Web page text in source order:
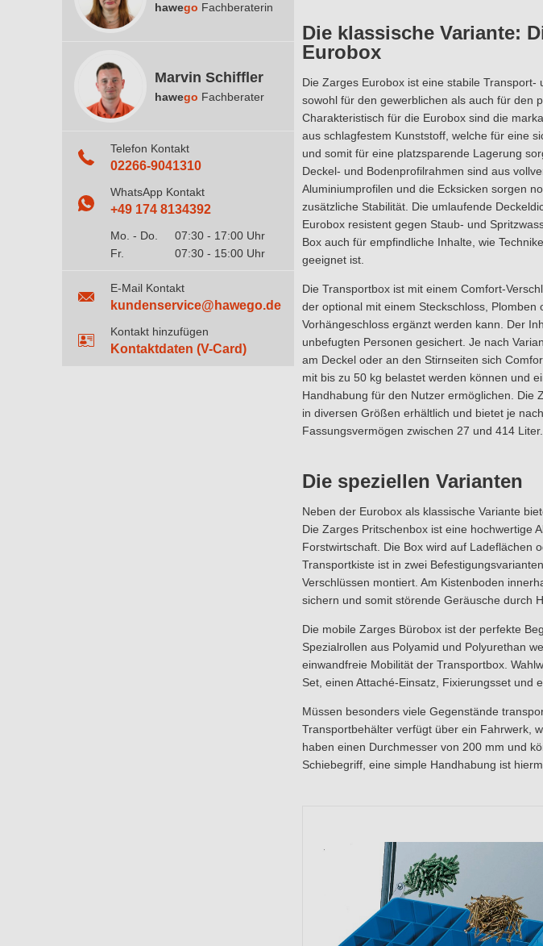
hawego Fachberaterin
Marvin Schiffler
hawego Fachberater
Telefon Kontakt
02266-9041310
WhatsApp Kontakt
+49 174 8134392
Mo. - Do.
07:30 - 17:00 Uhr
Fr.
07:30 - 15:00 Uhr
E-Mail Kontakt
kundenservice@hawego.de
Kontakt hinzufügen
Kontaktdaten (V-Card)
Die klassische Variante:
Eurobox
Die Zarges Eurobox ist eine stabile Transport-
sowohl für den gewerblichen als auch für den
Charakteristisch für die Eurobox sind die
aus schlagfestem Kunststoff, welche für eine
und somit für eine platzsparende Lagerung
Deckel- und Bodenprofilrahmen sind aus
Aluminiumprofilen und die Ecksicken sorgen
zusätzliche Stabilität. Die umlaufende
Eurobox resistent gegen Staub- und
Box auch für empfindliche Inhalte, wie
geeignet ist.
Die Transportbox ist mit einem Comfort-
der optional mit einem Steckschloss, Plomben
Vorhängeschloss ergänzt werden kann. Der
unbefugten Personen gesichert. Je nach
am Deckel oder an den Stirnseiten sich
mit bis zu 50 kg belastet werden können und
Handhabung für den Nutzer ermöglichen. Die
in diversen Größen erhältlich und bietet je
Fassungsvermögen zwischen 27 und 414 Liter.
Die speziellen Varianten
Neben der Eurobox als klassische Variante
Die Zarges Pritschenbox ist eine hochwertige
Forstwirtschaft. Die Box wird auf Ladeflächen
Transportkiste ist in zwei
Verschlüssen montiert. Am Kistenboden
sichern und somit störende Geräusche durch
Die mobile Zarges Bürobox ist der perfekte
Spezialrollen aus Polyamid und Polyurethan
einwandfreie Mobilität der Transportbox.
Set, einen Attaché-Einsatz, Fixierungsset und
Müssen besonders viele Gegenstände
Transportbehälter verfügt über ein Fahrwerk,
haben einen Durchmesser von 200 mm und
Schiebegriff, eine simple Handhabung ist